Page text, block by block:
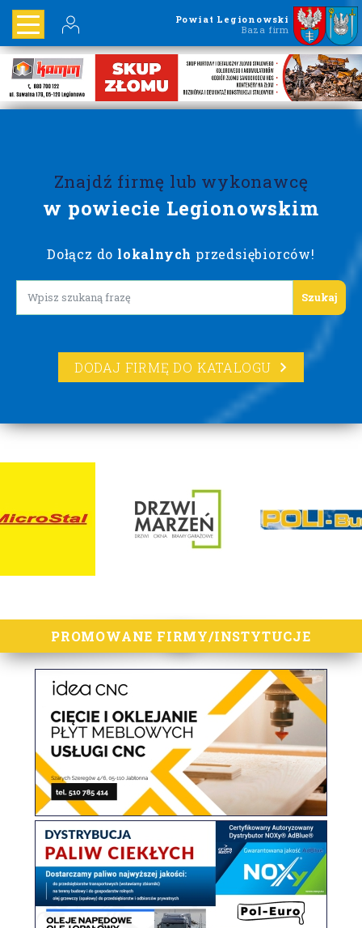
Powiat Legionowski
Baza firm
Znajdź firmę lub wykonawcę
w powiecie Legionowskim
Dołącz do lokalnych przedsiębiorców!
Lorem ipsum
DODAJ FIRMĘ DO KATALOGU
lorem ipsum
PROMOWANE FIRMY/INSTYTUCJE